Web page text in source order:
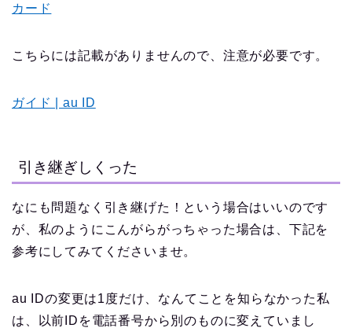
カード
こちらには記載がありませんので、注意が必要です。
ガイド | au ID
引き継ぎしくった
なにも問題なく引き継げた！という場合はいいのです
が、私のようにこんがらがっちゃった場合は、下記を
参考にしてみてくださいませ。
au IDの変更は1度だけ、なんてことを知らなかった私
は、以前IDを電話番号から別のものに変えていまし